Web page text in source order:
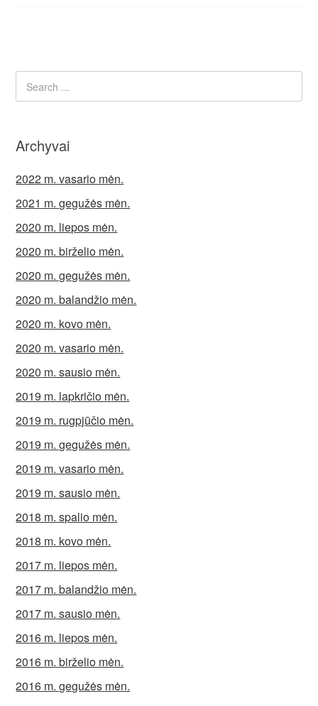
Archyvai
2022 m. vasario mėn.
2021 m. gegužės mėn.
2020 m. liepos mėn.
2020 m. birželio mėn.
2020 m. gegužės mėn.
2020 m. balandžio mėn.
2020 m. kovo mėn.
2020 m. vasario mėn.
2020 m. sausio mėn.
2019 m. lapkričio mėn.
2019 m. rugpjūčio mėn.
2019 m. gegužės mėn.
2019 m. vasario mėn.
2019 m. sausio mėn.
2018 m. spalio mėn.
2018 m. kovo mėn.
2017 m. liepos mėn.
2017 m. balandžio mėn.
2017 m. sausio mėn.
2016 m. liepos mėn.
2016 m. birželio mėn.
2016 m. gegužės mėn.